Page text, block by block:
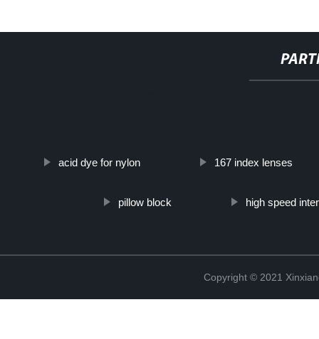
acid dye for nylon 167 index lenses
pillow block high speed
Copyright © 2021